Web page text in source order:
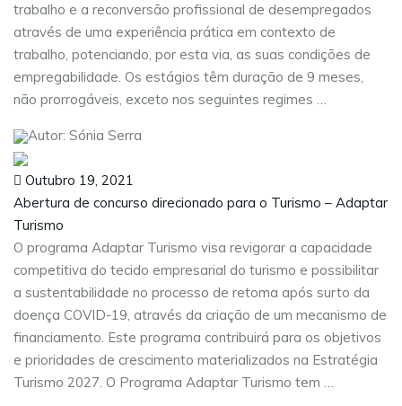
trabalho e a reconversão profissional de desempregados
através de uma experiência prática em contexto de
trabalho, potenciando, por esta via, as suas condições de
empregabilidade. Os estágios têm duração de 9 meses,
não prorrogáveis, exceto nos seguintes regimes …
Autor: Sónia Serra
Outubro 19, 2021
Abertura de concurso direcionado para o Turismo – Adaptar
Turismo
O programa Adaptar Turismo visa revigorar a capacidade
competitiva do tecido empresarial do turismo e possibilitar
a sustentabilidade no processo de retoma após surto da
doença COVID-19, através da criação de um mecanismo de
financiamento. Este programa contribuirá para os objetivos
e prioridades de crescimento materializados na Estratégia
Turismo 2027. O Programa Adaptar Turismo tem …